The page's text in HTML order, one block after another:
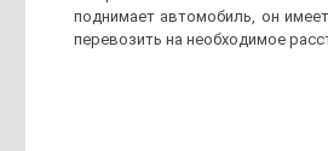
поднимает автомобиль, он
перевозить на необходимое